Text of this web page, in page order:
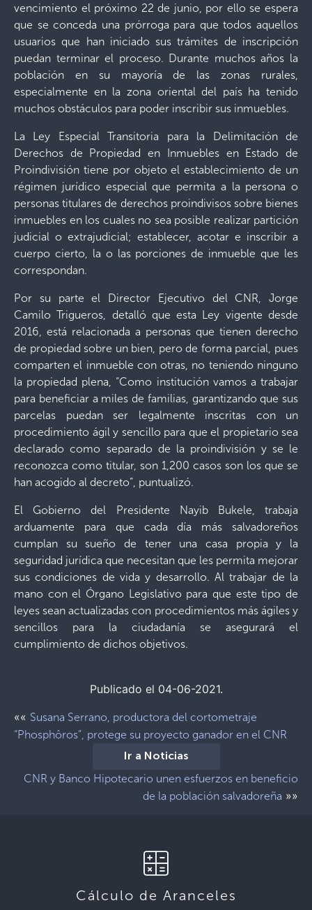
vencimiento el próximo 22 de junio, por ello se espera
que se conceda una prórroga para que todos aquellos
usuarios que han iniciado sus trámites de inscripción
puedan terminar el proceso. Durante muchos años la
población en su mayoría de las zonas rurales,
especialmente en la zona oriental del país ha tenido
muchos obstáculos para poder inscribir sus inmuebles.
La Ley Especial Transitoria para la Delimitación de
Derechos de Propiedad en Inmuebles en Estado de
Proindivisión tiene por objeto el establecimiento de un
régimen jurídico especial que permita a la persona o
personas titulares de derechos proindivisos sobre bienes
inmuebles en los cuales no sea posible realizar partición
judicial o extrajudicial; establecer, acotar e inscribir a
cuerpo cierto, la o las porciones de inmueble que les
correspondan.
Por su parte el Director Ejecutivo del CNR, Jorge
Camilo Trigueros, detalló que esta Ley vigente desde
2016, está relacionada a personas que tienen derecho
de propiedad sobre un bien, pero de forma parcial, pues
comparten el inmueble con otras, no teniendo ninguno
la propiedad plena, “Como institución vamos a trabajar
para beneficiar a miles de familias, garantizando que sus
parcelas puedan ser legalmente inscritas con un
procedimiento ágil y sencillo para que el propietario sea
declarado como separado de la proindivisión y se le
reconozca como titular, son 1,200 casos son los que se
han acogido al decreto”, puntualizó.
El Gobierno del Presidente Nayib Bukele, trabaja
arduamente para que cada día más salvadoreños
cumplan su sueño de tener una casa propia y la
seguridad jurídica que necesitan que les permita mejorar
sus condiciones de vida y desarrollo. Al trabajar de la
mano con el Órgano Legislativo para que este tipo de
leyes sean actualizadas con procedimientos más ágiles y
sencillos para la ciudadanía se asegurará el
cumplimiento de dichos objetivos.
Publicado el 04-06-2021.
«« Susana Serrano, productora del cortometraje
“Phosphôros”, protege su proyecto ganador en el CNR
Ir a Noticias
CNR y Banco Hipotecario unen esfuerzos en beneficio
de la población salvadoreña »»
Cálculo de Aranceles